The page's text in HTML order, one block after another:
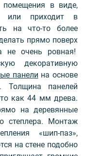
помещения в виде,
или приходит в
на что-то более
прямо поверх
не очень ровная!
декоративную
панели на основе
Толщина панелей
как 44 мм древа.
на деревянные
степлера. Монтаж
«шип-паз»,
на стене подобно